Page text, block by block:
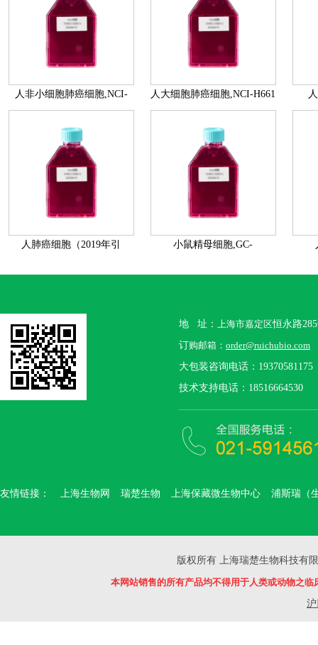
人非小细胞肺癌细胞,NCI-
H1568 [H1568],SHMCC
E00362
人大细胞肺癌细胞,NCI-H661
[H661],SHMCC E00361
人肺癌细胞（2019年引
小鼠精母细胞,GC-
地 址： 上海市嘉定区恒永路
订购邮箱： order@ruichubio.com
大包装咨询电话：19370581175
技术支持电话：18516664530
友情链接： 上海生物网 瑞楚生物 上海保藏微生物中心 浦斯瑞（
版权所有 上海瑞楚生物科技有
本网站销售的所有产品均不得用于人类或动物之
沪